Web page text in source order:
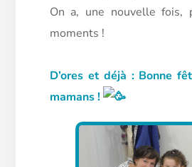
On a, une nouvelle fois,
moments !
D’ores et déjà : Bonne
mamans !